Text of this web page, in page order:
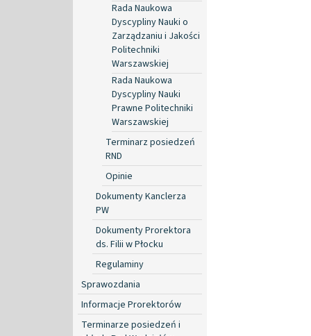
Rada Naukowa
Dyscypliny Nauki o
Zarządzaniu i Jakości
Politechniki
Warszawskiej
Rada Naukowa
Dyscypliny Nauki
Prawne Politechniki
Warszawskiej
Terminarz posiedzeń
RND
Opinie
Dokumenty Kanclerza
PW
Dokumenty Prorektora
ds. Filii w Płocku
Regulaminy
Sprawozdania
Informacje Prorektorów
Terminarze posiedzeń i